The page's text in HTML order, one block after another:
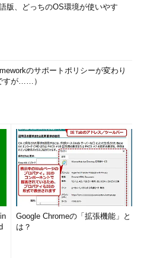
版、どっちのOS環境が使いやす
のサポートポリシーが変わり
すが……）
Google Chromeの「拡張機能」と
は？